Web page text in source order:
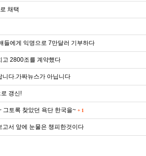
채택
들에게 익명으로 7만달러 기부하다
고 2800조를 계약했다
니다.가짜뉴스가 아닙니다
갱신!
그토록 찾았던 욕단 한국을~ + 1
고서 앞에 눈물은 챙피한것이다